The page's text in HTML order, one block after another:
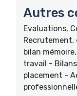
Autres
Evaluations,
Recrutement,
bilan
travail -
placement -